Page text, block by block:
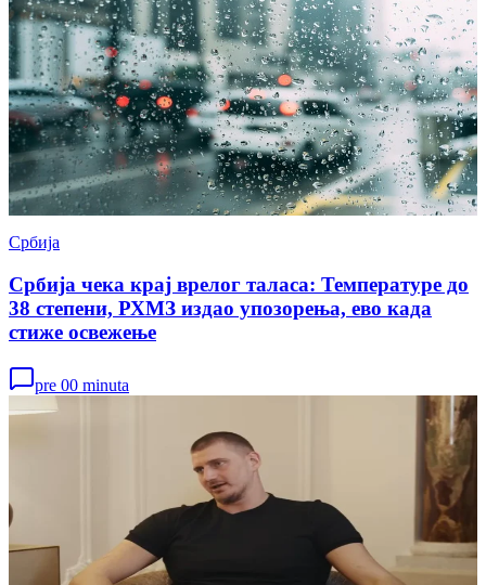
Србија
Србија чека крај врелог таласа: Температуре до
38 степени, РХМЗ издао упозорења, ево када
стиже освежење
pre 00 minuta